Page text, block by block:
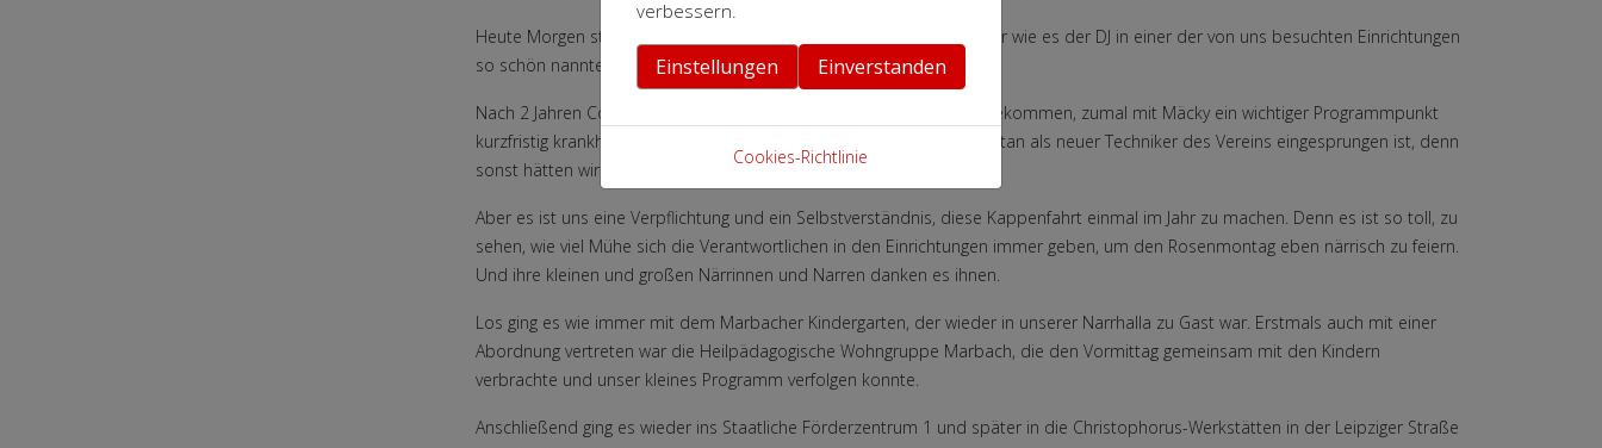
Heute Morgen stand dann die Kappenfahrt auf dem Programm, oder wie es der DJ in einer der von uns besuchten Einrichtungen
so schön nannte: unsere Sozialtour.
Nach 2 Jahren Coronapause war uns die Routine etwas abhanden gekommen, zumal mit Mäcky ein wichtiger Programmpunkt
kurzfristig krankheitsbedingt ausgefallen ist und Henne ebenso spontan als neuer Techniker des Vereins eingesprungen ist, denn
sonst hätten wir leider keine Musik gehabt.
Aber es ist uns eine Verpflichtung und ein Selbstverständnis, diese Kappenfahrt einmal im Jahr zu machen. Denn es ist so toll, zu
sehen, wie viel Mühe sich die Verantwortlichen in den Einrichtungen immer geben, um den Rosenmontag eben närrisch zu feiern.
Und ihre kleinen und großen Närrinnen und Narren danken es ihnen.
Los ging es wie immer mit dem Marbacher Kindergarten, der wieder in unserer Narrhalla zu Gast war. Erstmals auch mit einer
Abordnung vertreten war die Heilpädagogische Wohngruppe Marbach, die den Vormittag gemeinsam mit den Kindern
verbrachte und unser kleines Programm verfolgen konnte.
Anschließend ging es wieder ins Staatliche Förderzentrum 1 und später in die Christophorus-Werkstätten in der Leipziger Straße
verbessern.
Einstellungen Einverstanden
Cookies-Richtlinie